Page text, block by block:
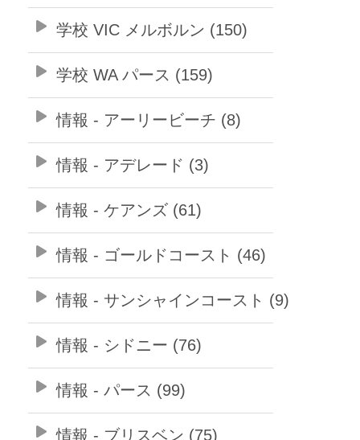
学校 VIC メルボルン (150)
学校 WA パース (159)
情報 - アーリービーチ (8)
情報 - アデレード (3)
情報 - ケアンズ (61)
情報 - ゴールドコースト (46)
情報 - サンシャインコースト (9)
情報 - シドニー (76)
情報 - パース (99)
情報 - ブリスベン (75)